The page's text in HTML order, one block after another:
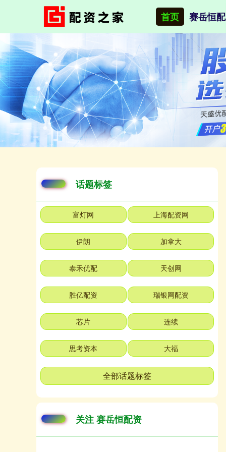
首页 赛岳恒
话题标签
富灯网 上海配资网
伊朗 加拿大
泰禾优配 天创网
胜亿配资 瑞银网配资
芯片 连续
思考资本 大福
全部话题标签
关注 赛岳恒配资